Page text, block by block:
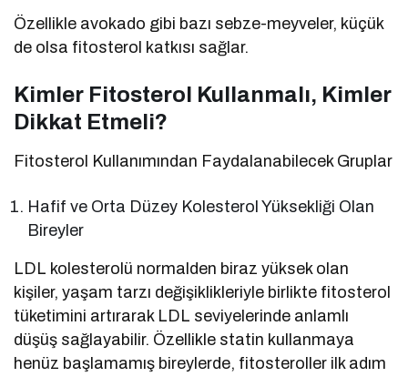
Özellikle avokado gibi bazı sebze-meyveler, küçük
de olsa fitosterol katkısı sağlar.
Kimler Fitosterol Kullanmalı, Kimler
Dikkat Etmeli?
Fitosterol Kullanımından Faydalanabilecek Gruplar
Hafif ve Orta Düzey Kolesterol Yüksekliği Olan
Bireyler
LDL kolesterolü normalden biraz yüksek olan
kişiler, yaşam tarzı değişiklikleriyle birlikte fitosterol
tüketimini artırarak LDL seviyelerinde anlamlı
düşüş sağlayabilir. Özellikle statin kullanmaya
henüz başlamamış bireylerde, fitosteroller ilk adım